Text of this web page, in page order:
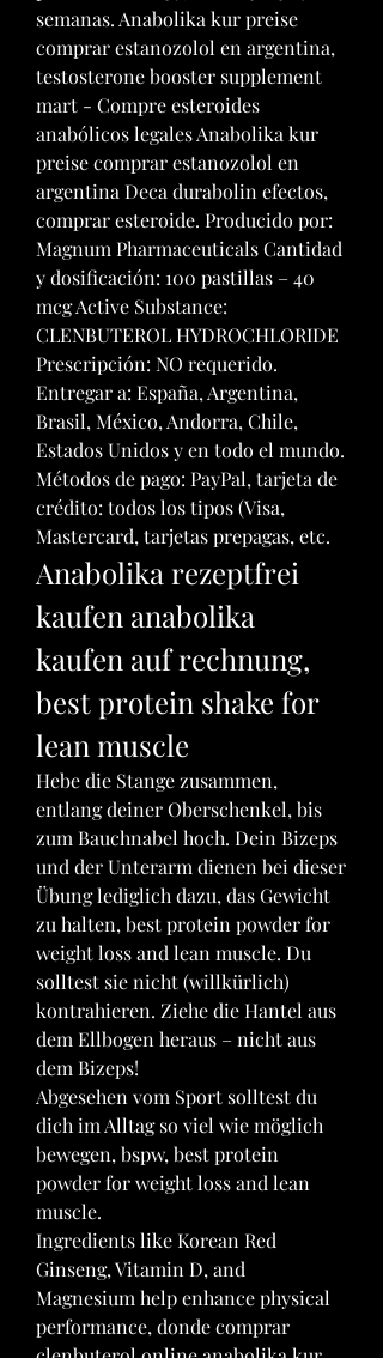
semanas. Anabolika kur preise
comprar estanozolol en argentina,
testosterone booster supplement
mart - Compre esteroides
anabólicos legales Anabolika kur
preise comprar estanozolol en
argentina Deca durabolin efectos,
comprar esteroide. Producido por:
Magnum Pharmaceuticals Cantidad
y dosificación: 100 pastillas – 40
mcg Active Substance:
CLENBUTEROL HYDROCHLORIDE
Prescripción: NO requerido.
Entregar a: España, Argentina,
Brasil, México, Andorra, Chile,
Estados Unidos y en todo el mundo.
Métodos de pago: PayPal, tarjeta de
crédito: todos los tipos (Visa,
Mastercard, tarjetas prepagas, etc.
Anabolika rezeptfrei
kaufen anabolika
kaufen auf rechnung,
best protein shake for
lean muscle
Hebe die Stange zusammen,
entlang deiner Oberschenkel, bis
zum Bauchnabel hoch. Dein Bizeps
und der Unterarm dienen bei dieser
Übung lediglich dazu, das Gewicht
zu halten, best protein powder for
weight loss and lean muscle. Du
solltest sie nicht (willkürlich)
kontrahieren. Ziehe die Hantel aus
dem Ellbogen heraus – nicht aus
dem Bizeps!
Abgesehen vom Sport solltest du
dich im Alltag so viel wie möglich
bewegen, bspw, best protein
powder for weight loss and lean
muscle.
Ingredients like Korean Red
Ginseng, Vitamin D, and
Magnesium help enhance physical
performance, donde comprar